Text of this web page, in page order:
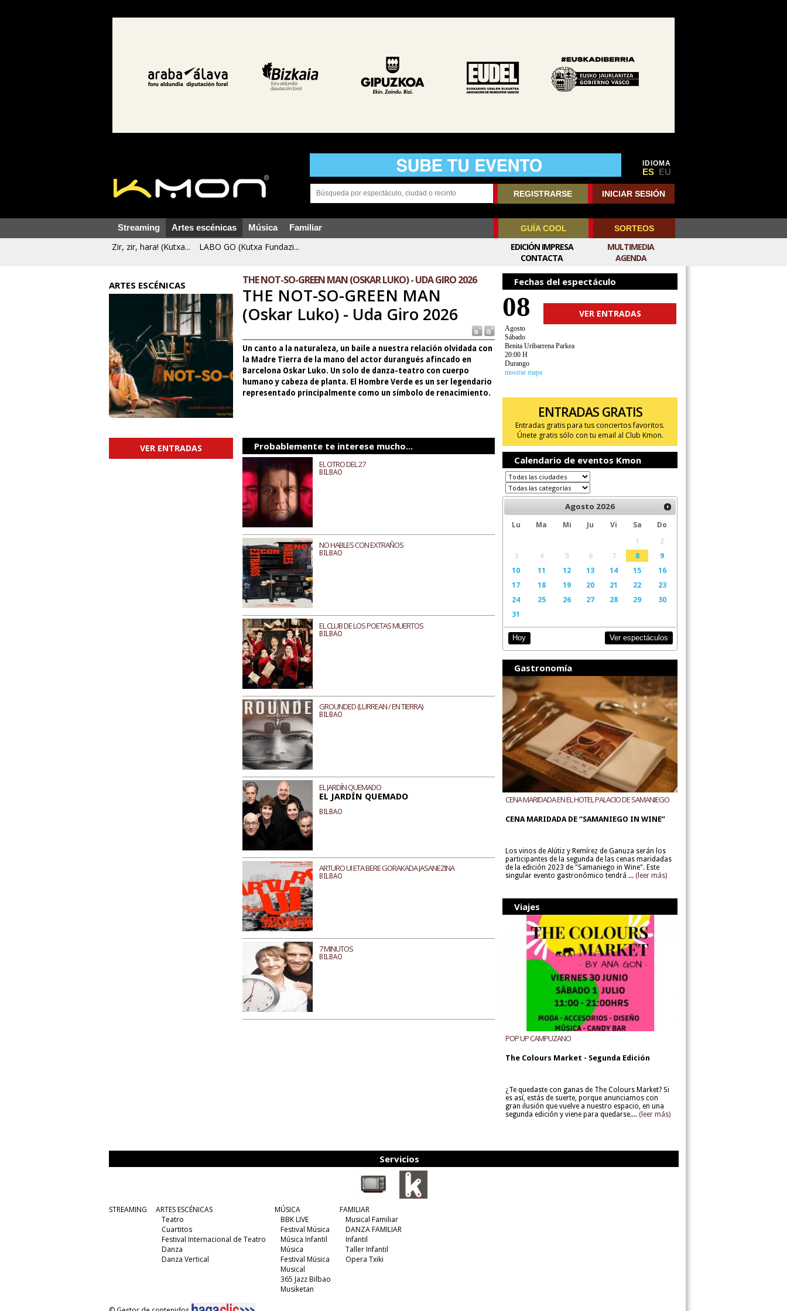
IDIOMA
ES EU
REGISTRARSE INICIAR SESIÓN
Streaming Artes escénicas Música Familiar GUÍA COOL SORTEOS
Zir, zir, hara! (Kutxa... LABO GO (Kutxa Fundazi...
MULTIMEDIA
AGENDA
EDICIÓN IMPRESA
CONTACTA
ARTES ESCÉNICAS
VER ENTRADAS
THE NOT-SO-GREEN MAN (OSKAR LUKO) - UDA GIRO 2026
THE NOT-SO-GREEN MAN
(Oskar Luko) - Uda Giro 2026
Un canto a la naturaleza, un baile a nuestra relación olvidada con
la Madre Tierra de la mano del actor durangués afincado en
Barcelona Oskar Luko. Un solo de danza-teatro con cuerpo
humano y cabeza de planta. El Hombre Verde es un ser legendario
representado principalmente como un símbolo de renacimiento.
Probablemente te interese mucho...
EL OTRO DEL 27
BILBAO
NO HABLES CON EXTRAÑOS
BILBAO
EL CLUB DE LOS POETAS MUERTOS
BILBAO
GROUNDED (LURREAN / EN TIERRA)
BILBAO
EL JARDÍN QUEMADO
EL JARDÍN QUEMADO
BILBAO
ARTURO UI ETA BERE GORAKADA JASANEZINA
BILBAO
7 MINUTOS
BILBAO
Fechas del espectáculo
08 VER ENTRADAS
Agosto
Sábado
Benita Uribarrena Parkea
20:00 H
Durango
mostrar mapa
ENTRADAS GRATIS
Entradas gratis para tus conciertos favoritos.
Únete gratis sólo con tu email al Club Kmon.
Calendario de eventos Kmon
Agosto 2026
Lu Ma Mi Ju Vi Sa
Do
1
2
3
4 5 6 7 8
9
10
11 12 13 14 15
16
17
18 19 20 21 22
23
24
25 26 27 28 29
30
31
Hoy Ver espectáculos
Gastronomía
CENA MARIDADA EN EL HOTEL PALACIO DE SAMANIEGO
CENA MARIDADA DE “SAMANIEGO IN WINE”
Los vinos de Alútiz y Remírez de Ganuza serán los
participantes de la segunda de las cenas maridadas
de la edición 2023 de "Samaniego in Wine". Este
singular evento gastronómico tendrá ... (leer más)
Viajes
POP UP CAMPUZANO
The Colours Market - Segunda Edición
¿Te quedaste con ganas de The Colours Market? Si
es así, estás de suerte, porque anunciamos con
gran ilusión que vuelve a nuestro espacio, en una
segunda edición y viene para quedarse.... (leer más)
Servicios
STREAMING
ARTES ESCÉNICAS
Teatro
Cuartitos
Festival Internacional de Teatro
Danza
Danza Vertical
MÚSICA
BBK LIVE
Festival Música
Música Infantil
Música
Festival Música
Musical
365 Jazz Bilbao
Musiketan
FAMILIAR
Musical Familiar
DANZA FAMILIAR
Infantil
Taller Infantil
Opera Txiki